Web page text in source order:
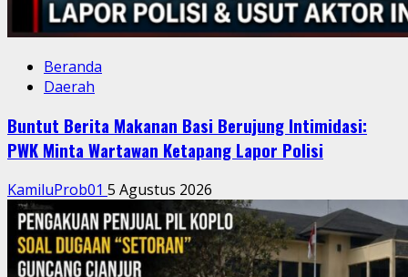
Beranda
Daerah
Buntut Berita Makanan Basi Berujung Intimidasi:
PWK Minta Wartawan Ketapang Lapor Polisi
KamiluProb01 5 Agustus 2026